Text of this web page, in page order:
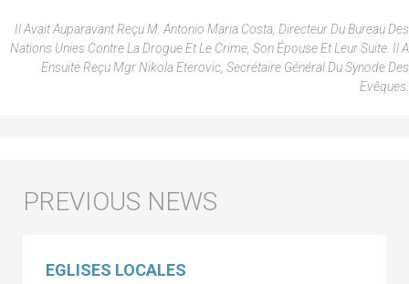
Il Avait Auparavant Reçu M. Antonio Maria Costa, Directeur Du Bureau Des
Nations Unies Contre La Drogue Et Le Crime, Son Épouse Et Leur Suite. Il A
Ensuite Reçu Mgr Nikola Eterovic, Secrétaire Général Du Synode Des
Evêques.
EGLISES LOCALES